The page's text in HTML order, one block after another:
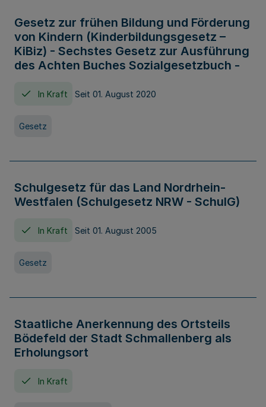
Gesetz zur frühen Bildung und Förderung
von Kindern (Kinderbildungsgesetz –
KiBiz) - Sechstes Gesetz zur Ausführung
des Achten Buches Sozialgesetzbuch -
In Kraft Seit 01. August 2020
Gesetz
Schulgesetz für das Land Nordrhein-
Westfalen (Schulgesetz NRW - SchulG)
In Kraft Seit 01. August 2005
Gesetz
Staatliche Anerkennung des Ortsteils
Bödefeld der Stadt Schmallenberg als
Erholungsort
In Kraft